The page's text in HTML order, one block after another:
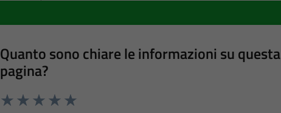
Quanto sono chiare le informazioni su questa
pagina?